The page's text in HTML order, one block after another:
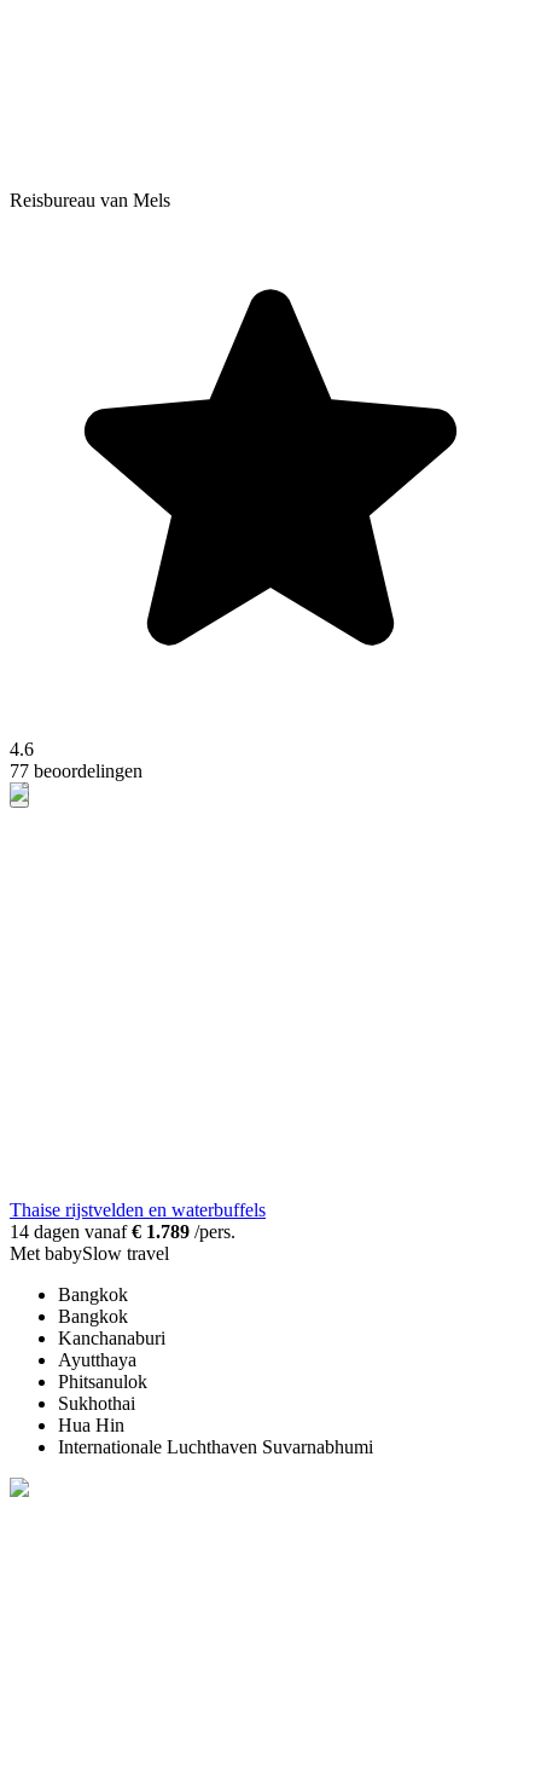
Reisbureau van Mels
4.6
77 beoordelingen
Thaise rijstvelden en waterbuffels
14 dagen vanaf€ 1.789 /pers.
Met babySlow travel
Bangkok
Bangkok
Kanchanaburi
Ayutthaya
Phitsanulok
Sukhothai
Hua Hin
Internationale Luchthaven Suvarnabhumi